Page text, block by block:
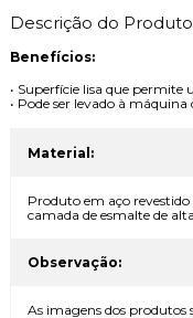
Descrição do Produto
Benefícios:
• Superfície lisa que
• Pode ser levado à máquina
Material:
Produto em aço
camada de esmalte de
Observação:
As imagens dos produtos